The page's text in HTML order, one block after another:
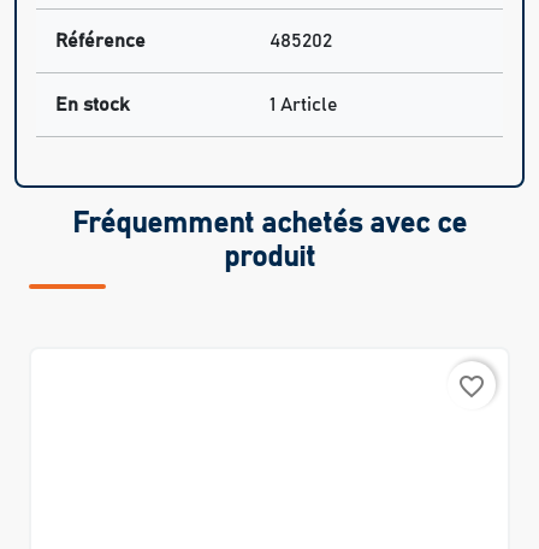
Référence 485202
En stock 1 Article
Fréquemment achetés avec ce
produit
favorite_border